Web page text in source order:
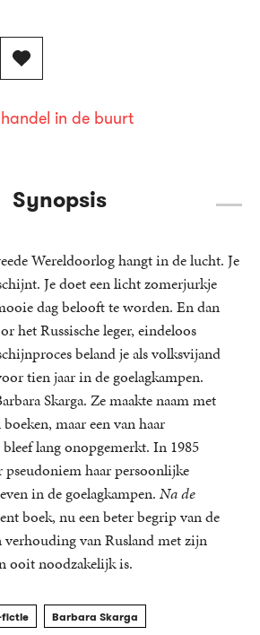
in de buurt
Synopsis
Wereldoorlog hangt in de lucht. Je
Je doet een licht zomerjurkje
dag belooft te worden. En dan
het Russische leger, eindeloos
beland je als volksvijand
tien jaar in de goelagkampen.
Skarga. Ze maakte naam met
maar een van haar
lang onopgemerkt. In 1985
pseudoniem haar persoonlijke
in de goelagkampen. Na de
boek, nu een beter begrip van de
verhouding van Rusland met zijn
ooit noodzakelijk is.
fictie Barbara Skarga